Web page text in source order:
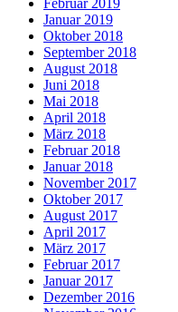
Februar 2019
Januar 2019
Oktober 2018
September 2018
August 2018
Juni 2018
Mai 2018
April 2018
März 2018
Februar 2018
Januar 2018
November 2017
Oktober 2017
August 2017
April 2017
März 2017
Februar 2017
Januar 2017
Dezember 2016